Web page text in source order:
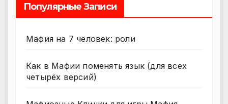
Популярные Записи
Мафия на 7 человек: роли
Как в Мафии поменять язык (для всех
четырёх версий)